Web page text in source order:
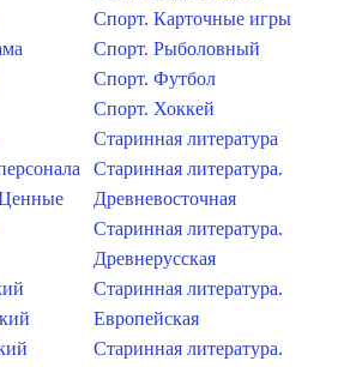
Ценные
Спорт. Карточные игры
Спорт. Рыболовный
Спорт. Футбол
Спорт. Хоккей
Старинная литература
Старинная литература.
Древневосточная
Старинная литература.
Древнерусская
Старинная литература.
Европейская
Старинная литература.